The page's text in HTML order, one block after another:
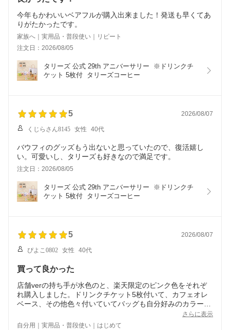
今年もかわいいベアフルが購入出来ました！発送も早くてあ
りがたかったです。
家族へ｜実用品・普段使い｜リピート
注文日：2026/08/05
タリーズ 公式 29th アニバーサリー  ※ドリンクチ
ケット 5枚付  タリーズコーヒー
5 2026/08/07
くじらさん8145 女性 40代
バウフィのグッズもう出ないと思っていたので、復活嬉し
い。可愛いし、タリーズも好きなので満足です。
注文日：2026/08/05
タリーズ 公式 29th アニバーサリー  ※ドリンクチ
ケット 5枚付  タリーズコーヒー
5 2026/08/07
ぴよこ0802 女性 40代
買って良かった
店舗verの持ち手が水色のと、楽天限定のピンク色をそれぞ
れ購入しました。ドリンクチケット5枚付いて、カフェオレ
ベース、その他色々付いていてバッグも自分好みのカラーで
タンブラーも可愛い！
さらに表示
自分用｜実用品・普段使い｜はじめて